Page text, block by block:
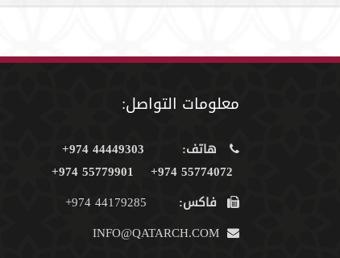
معلومات التواصل:
هاتف:
44449303 974+
55774072 974+
55779901 974+
فاكس: